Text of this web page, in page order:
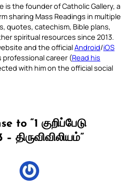
is the founder of Catholic Gallery, a
sharing Mass Readings in multiple
quotes, catechism, Bible plans,
spiritual resources since 2013.
and the officialAndroid/iOS
professional career (Read his
with him on the official social
to “1 குறிப்பேடு
திருவிவிலியம்”